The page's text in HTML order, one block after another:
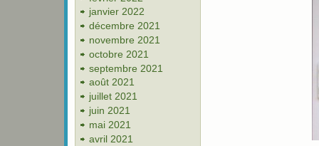
janvier 2022
décembre 2021
novembre 2021
octobre 2021
septembre 2021
août 2021
juillet 2021
juin 2021
mai 2021
avril 2021